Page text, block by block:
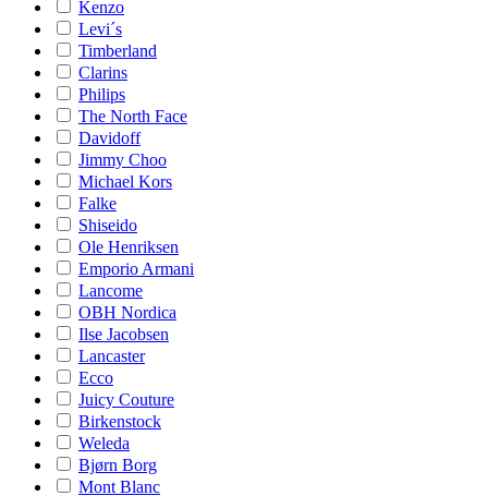
Kenzo
Levi´s
Timberland
Clarins
Philips
The North Face
Davidoff
Jimmy Choo
Michael Kors
Falke
Shiseido
Ole Henriksen
Emporio Armani
Lancome
OBH Nordica
Ilse Jacobsen
Lancaster
Ecco
Juicy Couture
Birkenstock
Weleda
Bjørn Borg
Mont Blanc